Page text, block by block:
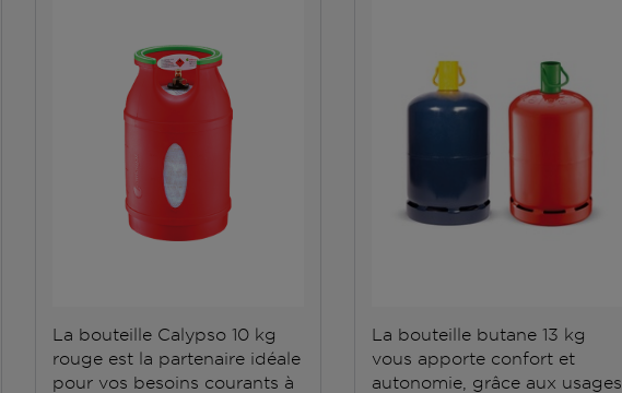
La bouteille Calypso 10 kg
rouge est la partenaire idéale
pour vos besoins courants à
La bouteille butane 13 kg
vous apporte confort et
autonomie, grâce aux usages